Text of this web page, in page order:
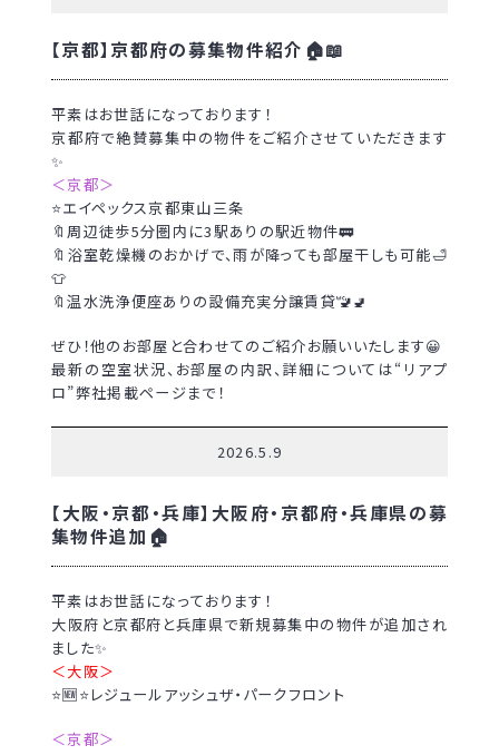
【京都】京都府の募集物件紹介🏠📖
平素はお世話になっております！
京都府で絶賛募集中の物件をご紹介させていただきます
✨
＜京都＞
⭐エイペックス京都東山三条
🔖周辺徒歩5分圏内に3駅ありの駅近物件🚃
🔖浴室乾燥機のおかげで、雨が降っても部屋干しも可能🛁
👕
🔖温水洗浄便座ありの設備充実分譲賃貸🚾🚽
ぜひ！他のお部屋と合わせてのご紹介お願いいたします😀
最新の空室状況、お部屋の内訳、詳細については“リアプ
ロ”弊社掲載ページまで！
2026.5.9
【大阪・京都・兵庫】大阪府・京都府・兵庫県の募
集物件追加🏠
平素はお世話になっております！
大阪府と京都府と兵庫県で新規募集中の物件が追加され
ました✨
＜大阪＞
⭐🆕⭐レジュールアッシュザ・パークフロント
＜京都＞